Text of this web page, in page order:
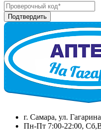
г. Самара, ул.
Пн-Пт 7:00-22:00,